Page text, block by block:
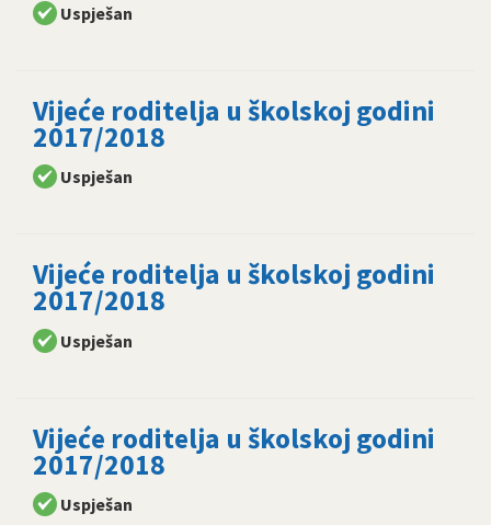
Uspješan
Vijeće roditelja u školskoj godini
2017/2018
Uspješan
Vijeće roditelja u školskoj godini
2017/2018
Uspješan
Vijeće roditelja u školskoj godini
2017/2018
Uspješan